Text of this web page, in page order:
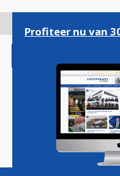
gaan
Magazine
Profiteer nu van